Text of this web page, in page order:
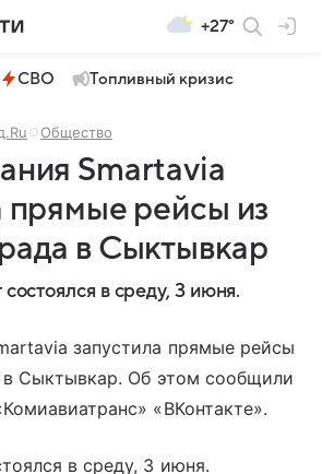
+27°
СВО Топливный кризис
Общество
Smartavia
прямые рейсы из
в Сыктывкар
в среду, 3 июня.
запустила прямые рейсы
в Сыктывкар. Об этом сообщили
«ВКонтакте».
в среду, 3 июня.